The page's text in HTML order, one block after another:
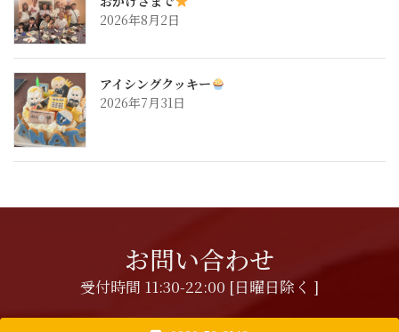
2026年8月2日
アイシングクッキー
2026年7月31日
お問い合わせ
受付時間 11:30-22:00 [日曜日除く ]